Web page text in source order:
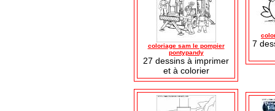
coloriage sam le pompier
pontypandy
27 dessins à imprimer
et à colorier
7